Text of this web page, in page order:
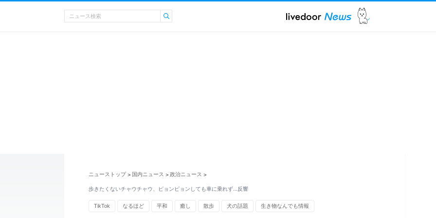
ニューストップ > 国内ニュース > 政治ニュース >
歩きたくないチャウチャウ、ピョンピョンしても車に乗れず…反響
TikTok なるほど 平和 癒し 散歩 犬の話題 生き物なんでも情報